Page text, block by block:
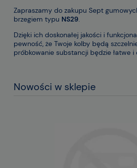
Zapraszamy do zakupu Sept
brzegiem typu NS29.
Dzięki ich doskonałej jakości i
pewność, że Twoje kolby będą
próbkowanie substancji będzie łatwe i
Nowości w sklepie